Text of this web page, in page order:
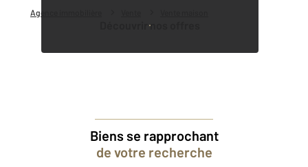
Agence immobilière
Découvrir nos offres
Biens se rapprochant
de votre recherche